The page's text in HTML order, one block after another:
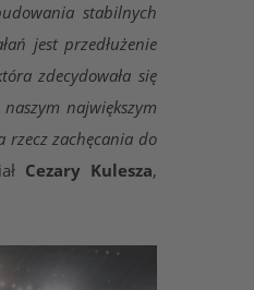
stabilnych
jest przedłużenie
zdecydowała się
największym
rzecz zachęcania do
Cezary Kulesza,